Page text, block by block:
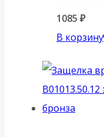
1085 ₽
В корзину